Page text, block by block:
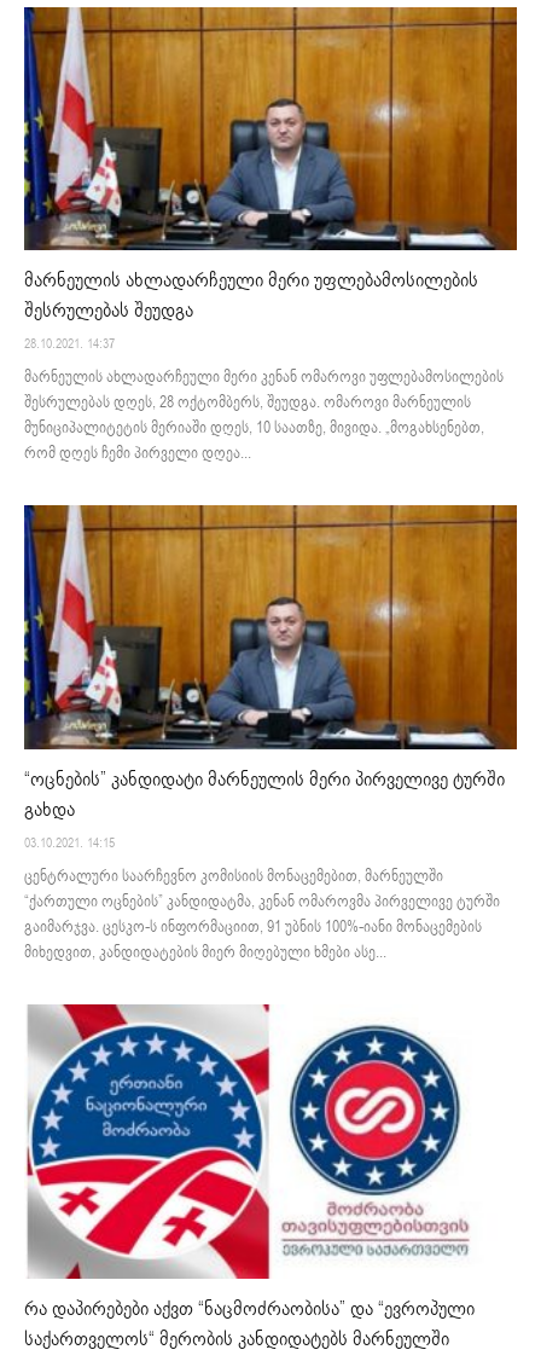
მარნეულის ახლადარჩეული მერი უფლებამოსილების
შესრულებას შეუდგა
28.10.2021. 14:37
მარნეულის ახლადარჩეული მერი კენან ომაროვი უფლებამოსილების
შესრულებას დღეს, 28 ოქტომბერს, შეუდგა. ომაროვი მარნეულის
მუნიციპალიტეტის მერიაში დღეს, 10 საათზე, მივიდა. „მოგახსენებთ,
რომ დღეს ჩემი პირველი დღეა...
“ოცნების” კანდიდატი მარნეულის მერი პირველივე ტურში
გახდა
03.10.2021. 14:15
ცენტრალური საარჩევნო კომისიის მონაცემებით, მარნეულში
“ქართული ოცნების” კანდიდატმა, კენან ომაროვმა პირველივე ტურში
გაიმარჯვა. ცესკო-ს ინფორმაციით, 91 უბნის 100%-იანი მონაცემების
მიხედვით, კანდიდატების მიერ მიღებული ხმები ასე...
რა დაპირებები აქვთ “ნაცმოძრაობისა” და “ევროპული
საქართველოს“ მერობის კანდიდატებს მარნეულში